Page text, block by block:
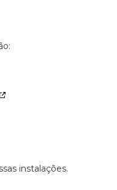
instalações.